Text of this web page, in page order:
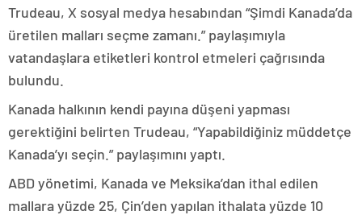
Trudeau, X sosyal medya hesabından “Şimdi Kanada’da
üretilen malları seçme zamanı.” paylaşımıyla
vatandaşlara etiketleri kontrol etmeleri çağrısında
bulundu.
Kanada halkının kendi payına düşeni yapması
gerektiğini belirten Trudeau, “Yapabildiğiniz müddetçe
Kanada’yı seçin.” paylaşımını yaptı.
ABD yönetimi, Kanada ve Meksika’dan ithal edilen
mallara yüzde 25, Çin’den yapılan ithalata yüzde 10